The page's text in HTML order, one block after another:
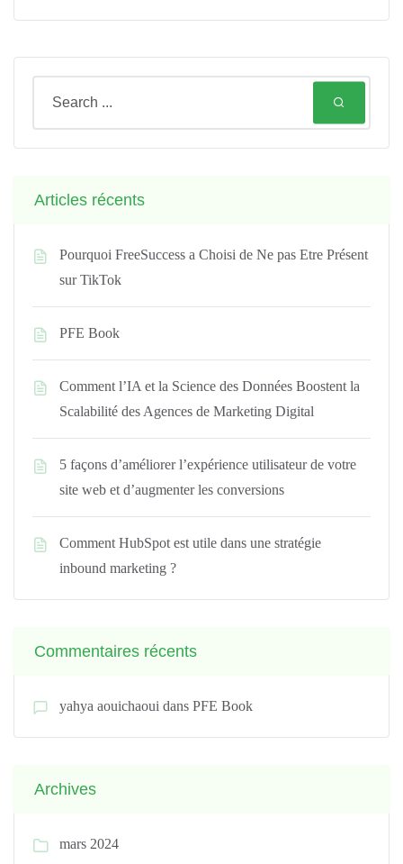
Articles récents
Pourquoi FreeSuccess a Choisi de Ne pas Etre Présent
sur TikTok
PFE Book
Comment l’IA et la Science des Données Boostent la
Scalabilité des Agences de Marketing Digital
5 façons d’améliorer l’expérience utilisateur de votre
site web et d’augmenter les conversions
Comment HubSpot est utile dans une stratégie
inbound marketing ?
Commentaires récents
yahya aouichaoui dans PFE Book
Archives
mars 2024